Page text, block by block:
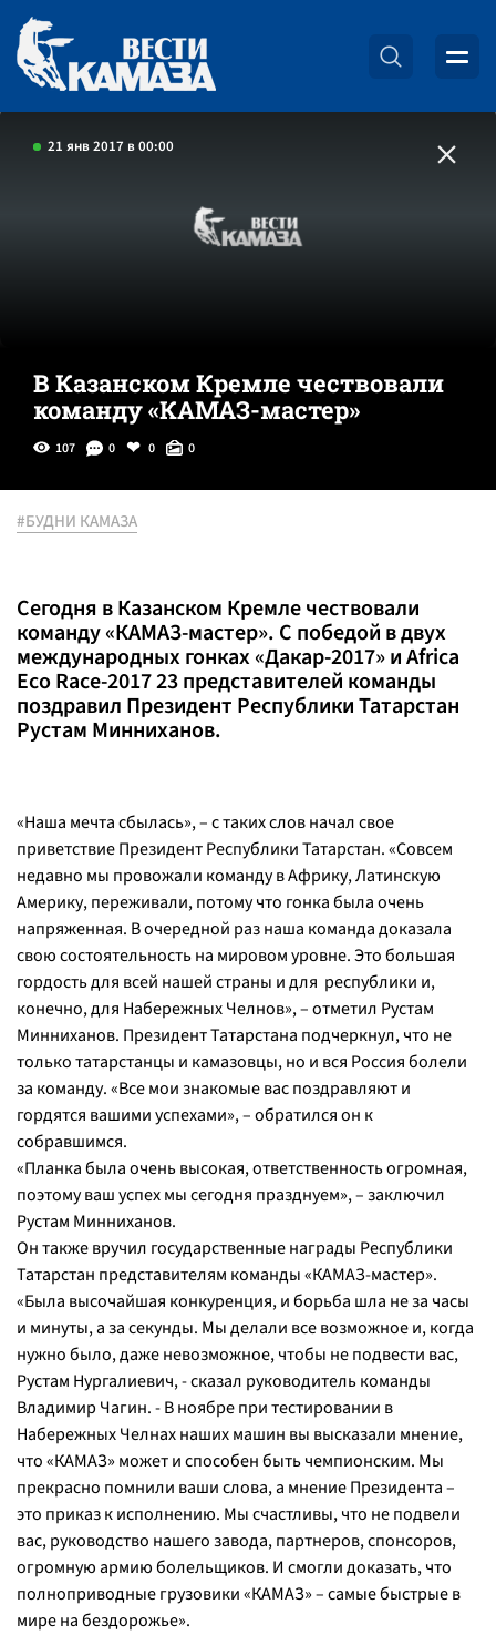
21 янв 2017 в 00:00
В Казанском Кремле чествовали
команду «КАМАЗ-мастер»
107 0 0 0
#БУДНИ КАМАЗА
Сегодня в Казанском Кремле чествовали
команду «КАМАЗ-мастер». С победой в двух
международных гонках «Дакар-2017» и Africa
Eco Race-2017 23 представителей команды
поздравил Президент Республики Татарстан
Рустам Минниханов.
«Наша мечта сбылась», – с таких слов начал свое
приветствие Президент Республики Татарстан. «Совсем
недавно мы провожали команду в Африку, Латинскую
Америку, переживали, потому что гонка была очень
напряженная. В очередной раз наша команда доказала
свою состоятельность на мировом уровне. Это большая
гордость для всей нашей страны и для республики и,
конечно, для Набережных Челнов», – отметил Рустам
Минниханов. Президент Татарстана подчеркнул, что не
только татарстанцы и камазовцы, но и вся Россия болели
за команду. «Все мои знакомые вас поздравляют и
гордятся вашими успехами», – обратился он к
собравшимся.
«Планка была очень высокая, ответственность огромная,
поэтому ваш успех мы сегодня празднуем», – заключил
Рустам Минниханов.
Он также вручил государственные награды Республики
Татарстан представителям команды «КАМАЗ-мастер».
«Была высочайшая конкуренция, и борьба шла не за часы
и минуты, а за секунды. Мы делали все возможное и, когда
нужно было, даже невозможное, чтобы не подвести вас,
Рустам Нургалиевич, - сказал руководитель команды
Владимир Чагин. - В ноябре при тестировании в
Набережных Челнах наших машин вы высказали мнение,
что «КАМАЗ» может и способен быть чемпионским. Мы
прекрасно помнили ваши слова, а мнение Президента –
это приказ к исполнению. Мы счастливы, что не подвели
вас, руководство нашего завода, партнеров, спонсоров,
огромную армию болельщиков. И смогли доказать, что
полноприводные грузовики «КАМАЗ» – самые быстрые в
мире на бездорожье».